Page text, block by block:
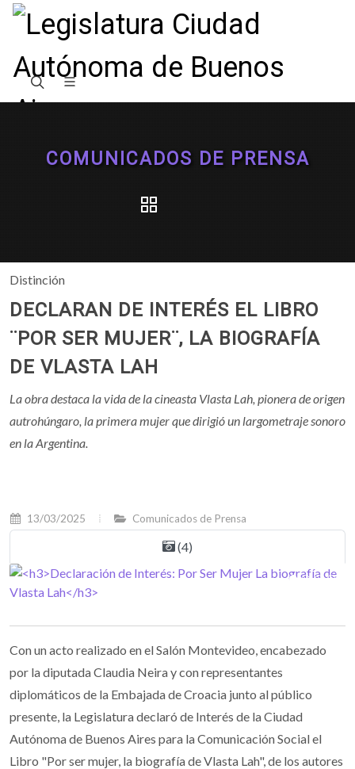
COMUNICADOS DE PRENSA
Distinción
DECLARAN DE INTERÉS EL LIBRO
¨POR SER MUJER¨, LA BIOGRAFÍA
DE VLASTA LAH
La obra destaca la vida de la cineasta Vlasta Lah, pionera de origen
autrohúngaro, la primera mujer que dirigió un largometraje sonoro
en la Argentina.
13/03/2025 Comunicados de Prensa
(4)
Con un acto realizado en el Salón Montevideo, encabezado
por la diputada Claudia Neira y con representantes
diplomáticos de la Embajada de Croacia junto al público
presente, la Legislatura declaró de Interés de la Ciudad
Autónoma de Buenos Aires para la Comunicación Social el
Libro "Por ser mujer, la biografía de Vlasta Lah", de los autores